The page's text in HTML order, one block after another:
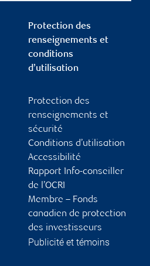
Protection des
renseignements et
conditions
d’utilisation
Protection des
renseignements et
sécurité
Conditions d’utilisation
Accessibilité
Rapport Info-conseiller
de l’OCRI
Membre – Fonds
canadien de protection
des investisseurs
Publicité et témoins